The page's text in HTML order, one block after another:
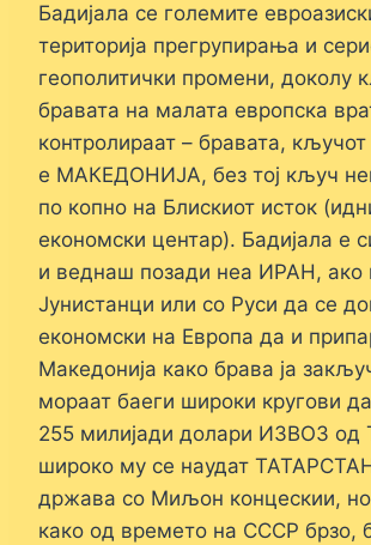
Бадијала се големите
територија прегрупирања и
геополитички промени, доколу
бравата на малата европска
контролираат – бравата,
е МАКЕДОНИЈА, без тој кључ
по копно на Блискиот исток
економски центар). Бадијала е
и веднаш позади неа ИРАН, ако
Јунистанци или со Руси да се
економски на Европа да и
Македонија како брава ја
мораат баеги широки кругови
255 милијади долари ИЗВОЗ
широко му се наудат
држава со Миљон концескии,
како од времето на СССР брзо,